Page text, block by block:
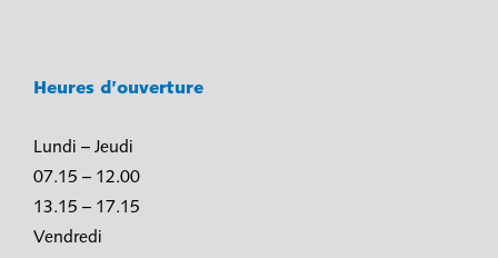
Heures d’ouverture
Lundi – Jeudi
07.15 – 12.00
13.15 – 17.15
Vendredi